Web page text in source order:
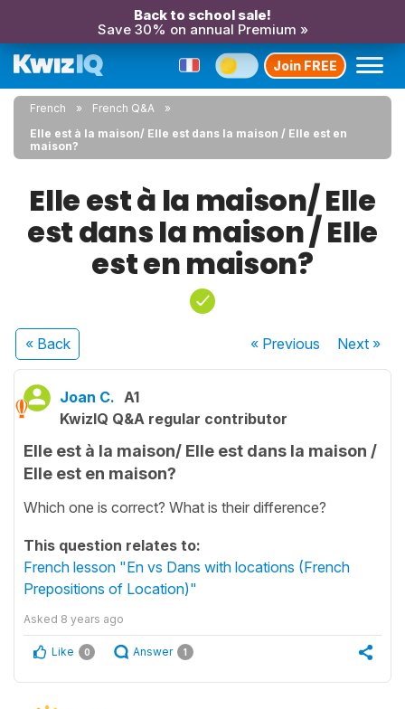
Back to school sale!
Save 30% on annual Premium »
Join FREE
French
French Q&A
Elle est à la maison/ Elle est dans la maison / Elle est en
maison?
Elle est à la maison/ Elle
est dans la maison / Elle
est en maison?
« Back « Previous Next»
Joan C. A1
KwizIQ Q&A regular contributor
Elle est à la maison/ Elle est dans la maison /
Elle est en maison?
Which one is correct? What is their difference?
This question relates to:
French lesson "En vs Dans with locations (French
Prepositions of Location)"
Asked 8 years ago
Like 0 Answer 1